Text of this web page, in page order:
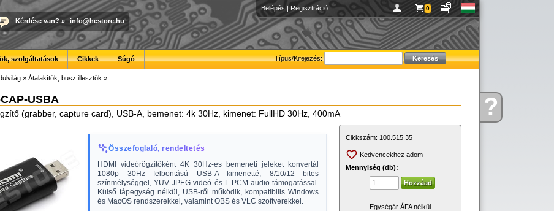
Kérdése?
Belépés | Regisztráció 0
Kérdése van? » info@hestore.hu
Típus/Kifejezés:
szolgáltatások Cikkek Súgó
» Átalakítók, busz illesztők »
USBA
(grabber, capture card), USB-A, bemenet: 4k 30Hz, kimenet: FullHD 30Hz, 400mA
Összefoglaló, rendeltetés
HDMI videórögzítőként 4K 30Hz-es bemeneti jeleket konvertál
1080p 30Hz felbontású USB-A kimenetté, 8/10/12 bites
színmélységgel, YUV JPEG videó és L-PCM audio támogatással.
Külső tápegység nélkül, USB-ről működik, kompatibilis Windows
és MacOS rendszerekkel, valamint OBS és VLC szoftverekkel.
Cikkszám: 100.515.35
Kedvencekhez adom
Mennyiség (db):
Egységár ÁFA nélkül